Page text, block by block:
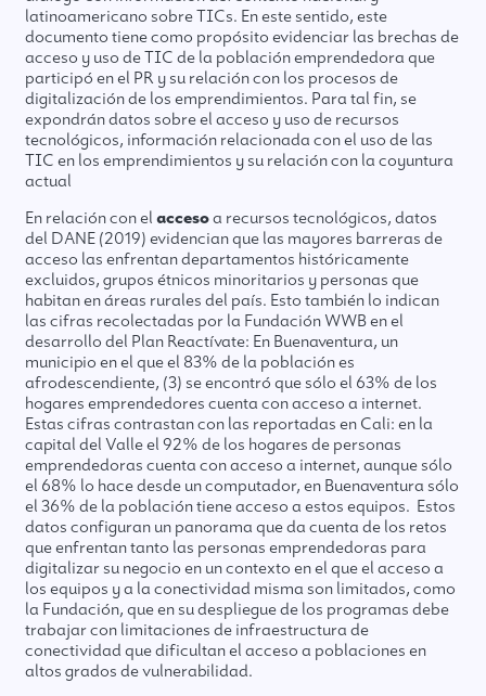
latinoamericano sobre TICs. En este sentido, este
documento tiene como propósito evidenciar las brechas de
acceso y uso de TIC de la población emprendedora que
participó en el PR y su relación con los procesos de
digitalización de los emprendimientos. Para tal fin, se
expondrán datos sobre el acceso y uso de recursos
tecnológicos, información relacionada con el uso de las
TIC en los emprendimientos y su relación con la coyuntura
actual
En relación con elaccesoa recursos tecnológicos, datos
del DANE (2019) evidencian que las mayores barreras de
acceso las enfrentan departamentos históricamente
excluidos, grupos étnicos minoritarios y personas que
habitan en áreas rurales del país. Esto también lo indican
las cifras recolectadas por la Fundación WWB en el
desarrollo del Plan Reactívate: En Buenaventura, un
municipio en el que el 83% de la población es
afrodescendiente, (3) se encontró que sólo el 63% de los
hogares emprendedores cuenta con acceso a internet.
Estas cifras contrastan con las reportadas en Cali: en la
capital del Valle el 92% de los hogares de personas
emprendedoras cuenta con acceso a internet, aunque sólo
el 68% lo hace desde un computador, en Buenaventura sólo
el 36% de la población tiene acceso a estos equipos. Estos
datos configuran un panorama que da cuenta de los retos
que enfrentan tanto las personas emprendedoras para
digitalizar su negocio en un contexto en el que el acceso a
los equipos y a la conectividad misma son limitados, como
la Fundación, que en su despliegue de los programas debe
trabajar con limitaciones de infraestructura de
conectividad que dificultan el acceso a poblaciones en
altos grados de vulnerabilidad.